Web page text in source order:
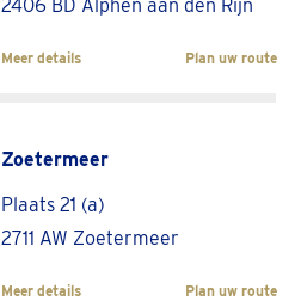
2406 BD Alphen aan den Rijn
Meer details Plan uw route
Zoetermeer
Plaats 21 (a)
2711 AW Zoetermeer
Meer details Plan uw route